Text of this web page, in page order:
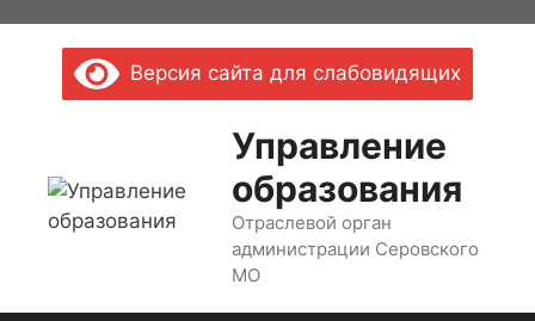
Версия сайта для слабовидящих
Управление
образования
Отраслевой орган
администрации Серовского
МО